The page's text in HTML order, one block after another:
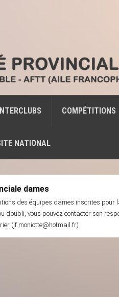
INTERCLUBS COMPÉTITIONS
NATIONAL
dames
des équipes dames inscrites pour
d’oubli, vous pouvez contacter son
(jf.moniotte@hotmail.fr)